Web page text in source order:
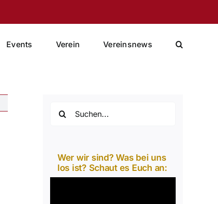
Events Verein Vereinsnews
nach:
Wer wir sind? Was bei uns
los ist? Schaut es Euch an: